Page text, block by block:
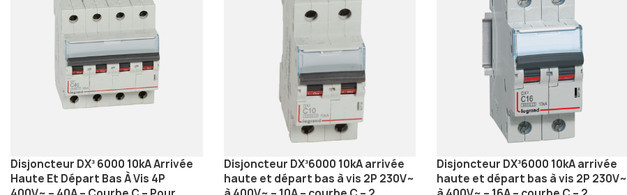
Disjoncteur DX³ 6000 10kA Arrivée
Haute Et Départ Bas À Vis 4P
Disjoncteur DX³6000 10kA arrivée
haute et départ bas à vis 2P 230V~
Disjoncteur DX³6000 10kA arrivée
haute et départ bas à vis 2P 230V~